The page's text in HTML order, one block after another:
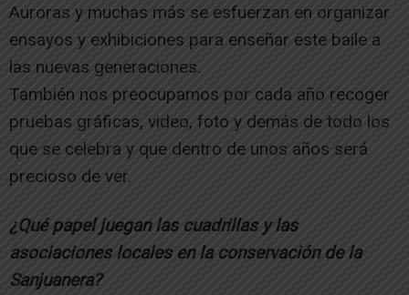
Auroras y muchas más se esfuerzan en organizar
ensayos y exhibiciones para enseñar este baile a
las nuevas generaciones.
También nos preocupamos por cada año recoger
pruebas gráficas, video, foto y demás de todo los
que se celebra y que dentro de unos años será
precioso de ver.
¿Qué papel juegan las cuadrillas y las
asociaciones locales en la conservación de la
Sanjuanera?